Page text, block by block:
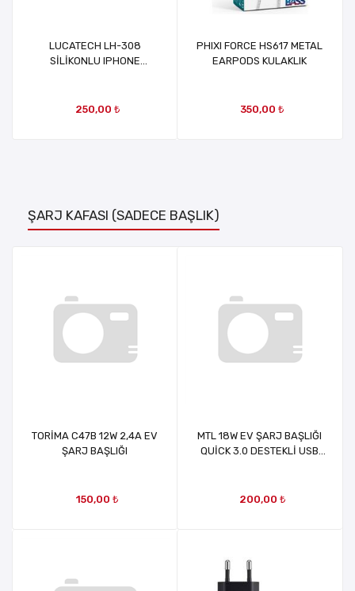
LUCATECH LH-308
SİLİKONLU IPHONE
250,00 ₺
PHIXI FORCE HS617 METAL
EARPODS KULAKLIK
350,00 ₺
ŞARJ KAFASI (SADECE BAŞLIK)
TORİMA C47B 12W 2,4A EV
ŞARJ BAŞLIĞI
150,00 ₺
MTL 18W EV ŞARJ BAŞLIĞI
QUİCK 3.0 DESTEKLİ USB
200,00 ₺